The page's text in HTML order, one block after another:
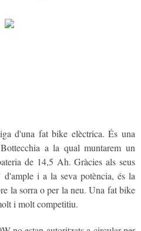
d'una fat bike elèctrica. És una
a la qual muntarem un
de 14,5 Ah. Gràcies als seus
d'ample i a la seva potència, és la
la sorra o per la neu. Una fat bike
i molt competitiu.